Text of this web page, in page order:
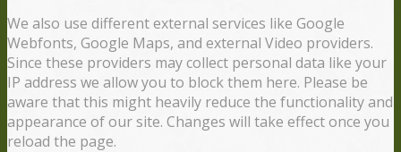
We also use different external services like Google
Webfonts, Google Maps, and external Video providers.
Since these providers may collect personal data like your
IP address we allow you to block them here. Please be
aware that this might heavily reduce the functionality and
appearance of our site. Changes will take effect once you
reload the page.